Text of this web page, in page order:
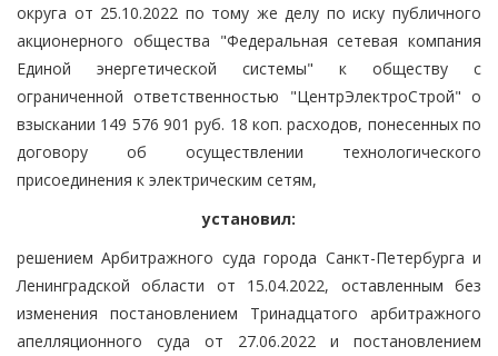
округа от 25.10.2022 по тому же делу по иску публичного
акционерного общества "Федеральная сетевая компания
Единой энергетической системы" к обществу с
ограниченной ответственностью "ЦентрЭлектроСтрой" о
взыскании 149 576 901 руб. 18 коп. расходов, понесенных по
договору об осуществлении технологического
присоединения к электрическим сетям,
установил:
решением Арбитражного суда города Санкт-Петербурга и
Ленинградской области от 15.04.2022, оставленным без
изменения постановлением Тринадцатого арбитражного
апелляционного суда от 27.06.2022 и постановлением